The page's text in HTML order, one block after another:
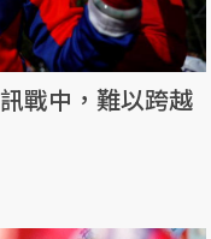
戰中，難以跨越